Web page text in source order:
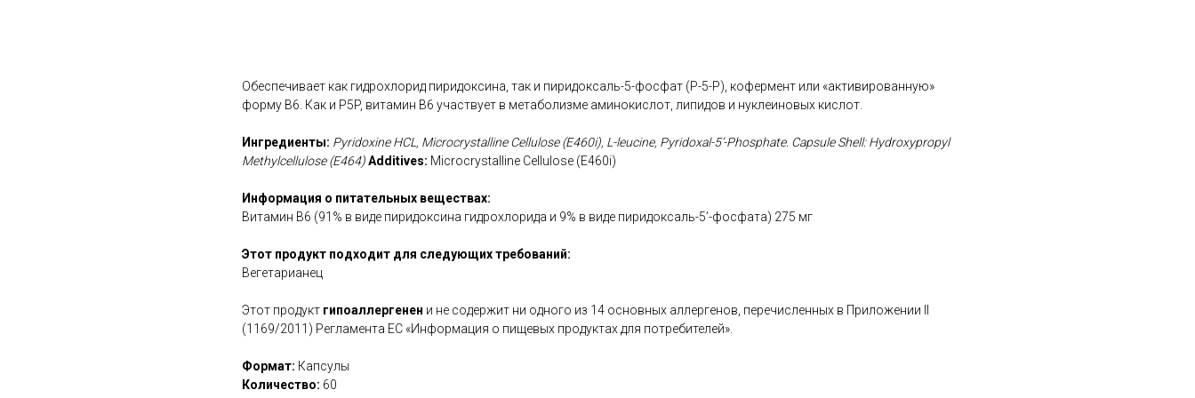
Обеспечивает как гидрохлорид пиридоксина, так и пиридоксаль-5-фосфат (P-5-P), кофермент или «активированную»
форму B6. Как и P5P, витамин B6 участвует в метаболизме аминокислот, липидов и нуклеиновых кислот.
Ингредиенты: Pyridoxine HCL, Microcrystalline Cellulose (E460i), L-leucine, Pyridoxal-5’-Phosphate. Capsule Shell: Hydroxypropyl
Methylcellulose (E464)Additives: Microcrystalline Cellulose (E460i)
Информация о питательных веществах:
Витамин B6 (91% в виде пиридоксина гидрохлорида и 9% в виде пиридоксаль-5’-фосфата) 275 мг
Этот продукт подходит для следующих требований:
Вегетарианец
Этот продукт гипоаллергенен и не содержит ни одного из 14 основных аллергенов, перечисленных в Приложении II
(1169/2011) Регламента ЕС «Информация о пищевых продуктах для потребителей».
Формат: Капсулы
Количество: 60